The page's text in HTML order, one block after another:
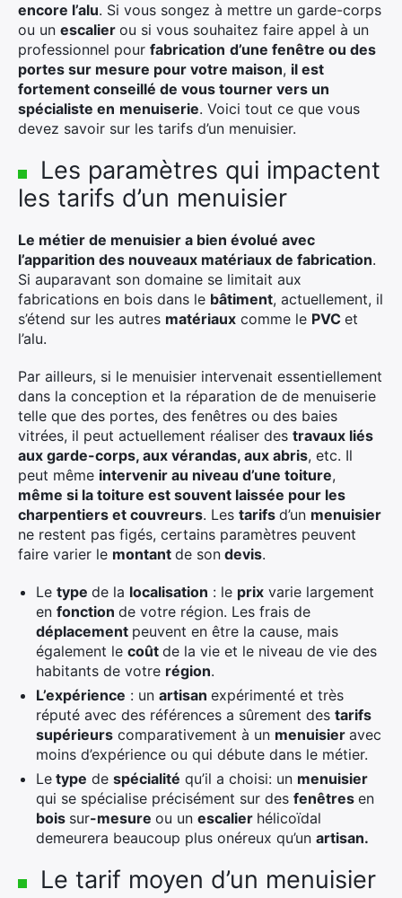
encore l’alu. Si vous songez à mettre un garde-corps
ou un escalier ou si vous souhaitez faire appel à un
professionnel pour fabrication d’une fenêtre ou des
portes sur mesure pour votre maison, il est
fortement conseillé de vous tourner vers un
spécialiste en menuiserie. Voici tout ce que vous
devez savoir sur les tarifs d’un menuisier.
Les paramètres qui impactent
les tarifs d’un menuisier
Le métier de menuisier a bien évolué avec
l’apparition des nouveaux matériaux de fabrication.
Si auparavant son domaine se limitait aux
fabrications en bois dans le bâtiment, actuellement, il
s’étend sur les autres matériaux comme le PVC et
l’alu.
Par ailleurs, si le menuisier intervenait essentiellement
dans la conception et la réparation de de menuiserie
telle que des portes, des fenêtres ou des baies
vitrées, il peut actuellement réaliser des travaux liés
aux garde-corps, aux vérandas, aux abris, etc. Il
peut même intervenir au niveau d’une toiture,
même si la toiture est souvent laissée pour les
charpentiers et couvreurs. Les tarifs d’un menuisier
ne restent pas figés, certains paramètres peuvent
faire varier le montant de son devis.
Le type de la localisation : le prix varie largement
en fonction de votre région. Les frais de
déplacement peuvent en être la cause, mais
également le coût de la vie et le niveau de vie des
habitants de votre région.
L’expérience : un artisan expérimenté et très
réputé avec des références a sûrement des tarifs
supérieurs comparativement à un menuisier avec
moins d’expérience ou qui débute dans le métier.
Le type de spécialité qu’il a choisi: un menuisier
qui se spécialise précisément sur des fenêtres en
bois sur-mesure ou un escalier hélicoïdal
demeurera beaucoup plus onéreux qu’un artisan.
Le tarif moyen d’un menuisier